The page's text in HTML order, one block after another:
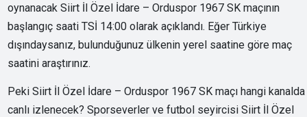
oynanacak Siirt İl Özel İdare – Orduspor 1967 SK maçının
başlangıç saati TSİ 14:00 olarak açıklandı. Eğer Türkiye
dışındaysanız, bulunduğunuz ülkenin yerel saatine göre maç
saatini araştırınız.
Peki Siirt İl Özel İdare – Orduspor 1967 SK maçı hangi kanalda
canlı izlenecek? Sporseverler ve futbol seyircisi Siirt İl Özel